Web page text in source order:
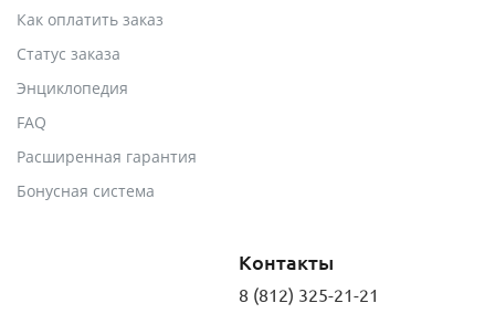
Как оплатить заказ
Статус заказа
Энциклопедия
FAQ
Расширенная гарантия
Бонусная система
Контакты
8 (812) 325-21-21